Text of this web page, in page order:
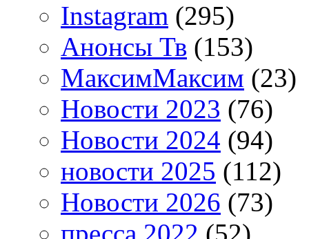
Instagram (295)
Анонсы Тв (153)
МаксимМаксим (23)
Новости 2023 (76)
Новости 2024 (94)
новости 2025 (112)
Новости 2026 (73)
пресса 2022 (52)